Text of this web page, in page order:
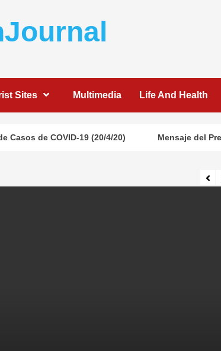
Sites Multimedia Life And Health
de COVID-19 (20/4/20) Mensaje del